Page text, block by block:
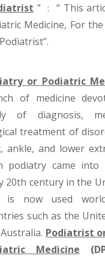
” : “ This
Medicine, For
or Podiatric
of medicine
of diagnosis,
treatment of
ankle, and lower
podiatry came
20th century in the
is now used
such as the
Podiatrist
Medicine